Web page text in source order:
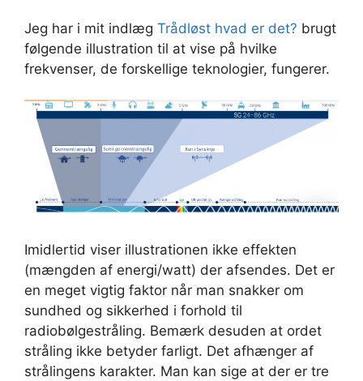
Jeg har i mit indlæg Trådløst hvad er det? brugt
følgende illustration til at vise på hvilke
frekvenser, de forskellige teknologier, fungerer.
Imidlertid viser illustrationen ikke effekten
(mængden af energi/watt) der afsendes. Det er
en meget vigtig faktor når man snakker om
sundhed og sikkerhed i forhold til
radiobølgestråling. Bemærk desuden at ordet
stråling ikke betyder farligt. Det afhænger af
strålingens karakter. Man kan sige at der er tre